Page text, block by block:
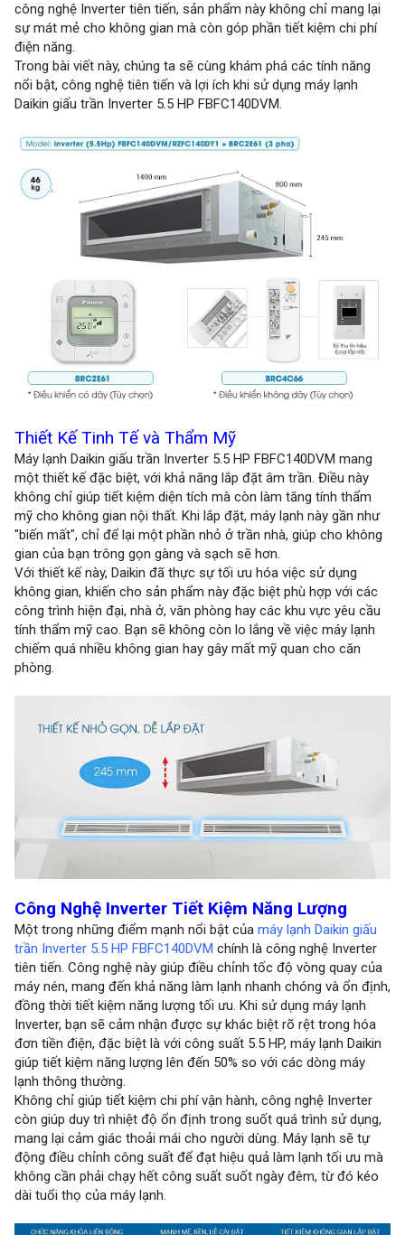
công nghệ Inverter tiên tiến, sản phẩm này không chỉ mang lại
sự mát mẻ cho không gian mà còn góp phần tiết kiệm chi phí
điện năng.
Trong bài viết này, chúng ta sẽ cùng khám phá các tính năng
nổi bật, công nghệ tiên tiến và lợi ích khi sử dụng máy lạnh
Daikin giấu trần Inverter 5.5 HP FBFC140DVM.
Thiết Kế Tinh Tế và Thẩm Mỹ
Máy lạnh Daikin giấu trần Inverter 5.5 HP FBFC140DVM mang
một thiết kế đặc biệt, với khả năng lắp đặt âm trần. Điều này
không chỉ giúp tiết kiệm diện tích mà còn làm tăng tính thẩm
mỹ cho không gian nội thất. Khi lắp đặt, máy lạnh này gần như
"biến mất", chỉ để lại một phần nhỏ ở trần nhà, giúp cho không
gian của bạn trông gọn gàng và sạch sẽ hơn.
Với thiết kế này, Daikin đã thực sự tối ưu hóa việc sử dụng
không gian, khiến cho sản phẩm này đặc biệt phù hợp với các
công trình hiện đại, nhà ở, văn phòng hay các khu vực yêu cầu
tính thẩm mỹ cao. Bạn sẽ không còn lo lắng về việc máy lạnh
chiếm quá nhiều không gian hay gây mất mỹ quan cho căn
phòng.
Công Nghệ Inverter Tiết Kiệm Năng Lượng
Một trong những điểm mạnh nổi bật của máy lạnh Daikin giấu
trần Inverter 5.5 HP FBFC140DVM chính là công nghệ Inverter
tiên tiến. Công nghệ này giúp điều chỉnh tốc độ vòng quay của
máy nén, mang đến khả năng làm lạnh nhanh chóng và ổn định,
đồng thời tiết kiệm năng lượng tối ưu. Khi sử dụng máy lạnh
Inverter, bạn sẽ cảm nhận được sự khác biệt rõ rệt trong hóa
đơn tiền điện, đặc biệt là với công suất 5.5 HP, máy lạnh Daikin
giúp tiết kiệm năng lượng lên đến 50% so với các dòng máy
lạnh thông thường.
Không chỉ giúp tiết kiệm chi phí vận hành, công nghệ Inverter
còn giúp duy trì nhiệt độ ổn định trong suốt quá trình sử dụng,
mang lại cảm giác thoải mái cho người dùng. Máy lạnh sẽ tự
động điều chỉnh công suất để đạt hiệu quả làm lạnh tối ưu mà
không cần phải chạy hết công suất suốt ngày đêm, từ đó kéo
dài tuổi thọ của máy lạnh.